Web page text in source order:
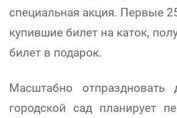
специальная акция. Первые
купившие билет на каток,
билет в подарок.
Масштабно отпраздновать
городской сад планирует